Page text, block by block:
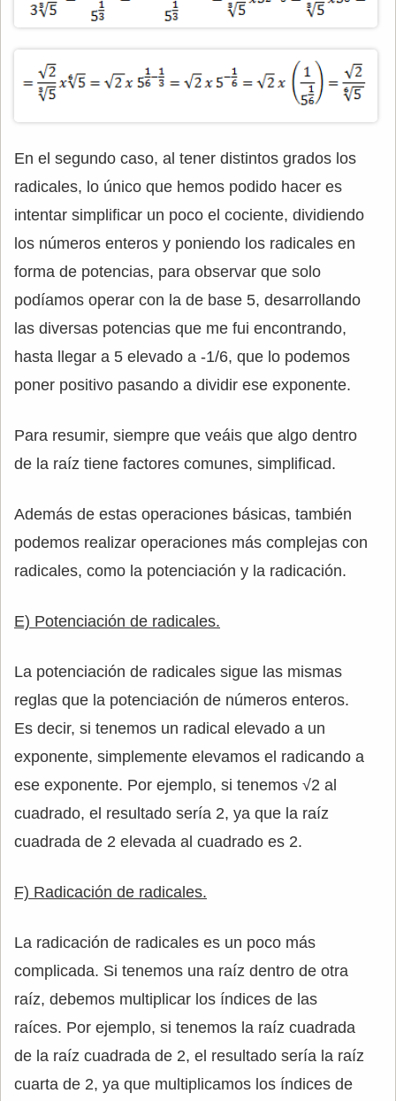
En el segundo caso, al tener distintos grados los
radicales, lo único que hemos podido hacer es
intentar simplificar un poco el cociente, dividiendo
los números enteros y poniendo los radicales en
forma de potencias, para observar que solo
podíamos operar con la de base 5, desarrollando
las diversas potencias que me fui encontrando,
hasta llegar a 5 elevado a -1/6, que lo podemos
poner positivo pasando a dividir ese exponente.
Para resumir, siempre que veáis que algo dentro
de la raíz tiene factores comunes, simplificad.
Además de estas operaciones básicas, también
podemos realizar operaciones más complejas con
radicales, como la potenciación y la radicación.
E) Potenciación de radicales.
La potenciación de radicales sigue las mismas
reglas que la potenciación de números enteros.
Es decir, si tenemos un radical elevado a un
exponente, simplemente elevamos el radicando a
ese exponente. Por ejemplo, si tenemos √2 al
cuadrado, el resultado sería 2, ya que la raíz
cuadrada de 2 elevada al cuadrado es 2.
F) Radicación de radicales.
La radicación de radicales es un poco más
complicada. Si tenemos una raíz dentro de otra
raíz, debemos multiplicar los índices de las
raíces. Por ejemplo, si tenemos la raíz cuadrada
de la raíz cuadrada de 2, el resultado sería la raíz
cuarta de 2, ya que multiplicamos los índices de